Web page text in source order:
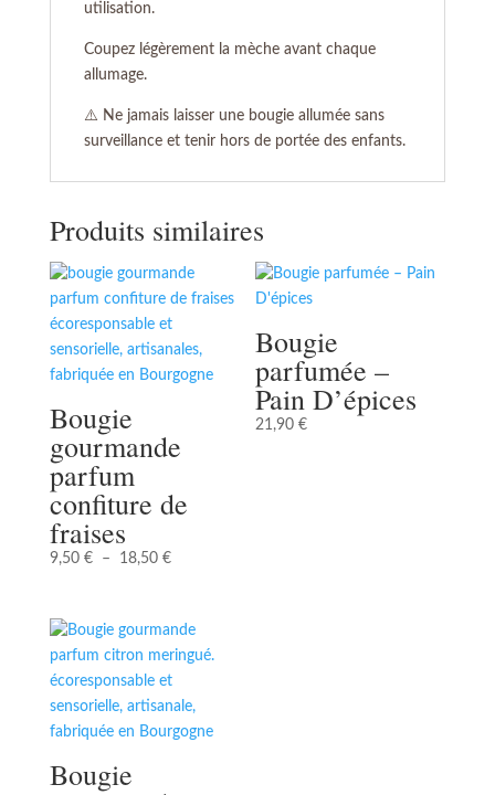
utilisation.
Coupez légèrement la mèche avant chaque
allumage.
⚠️ Ne jamais laisser une bougie allumée sans
surveillance et tenir hors de portée des enfants.
Produits similaires
Bougie
gourmande
parfum
confiture de
fraises
9,50 € – 18,50 €Plage
9,50 €
à
18,50 €
Bougie
parfumée –
Pain D’épices
21,90€
Bougie